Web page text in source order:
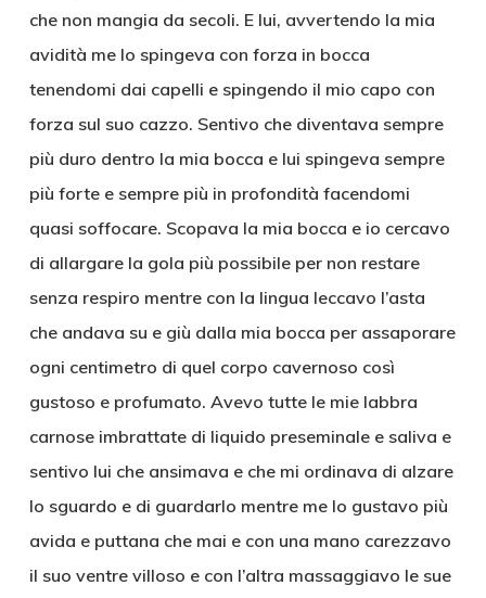
che non mangia da secoli. E lui, avvertendo la mia
avidità me lo spingeva con forza in bocca
tenendomi dai capelli e spingendo il mio capo con
forza sul suo cazzo. Sentivo che diventava sempre
più duro dentro la mia bocca e lui spingeva sempre
più forte e sempre più in profondità facendomi
quasi soffocare. Scopava la mia bocca e io cercavo
di allargare la gola più possibile per non restare
senza respiro mentre con la lingua leccavo l’asta
che andava su e giù dalla mia bocca per assaporare
ogni centimetro di quel corpo cavernoso così
gustoso e profumato. Avevo tutte le mie labbra
carnose imbrattate di liquido preseminale e saliva e
sentivo lui che ansimava e che mi ordinava di alzare
lo sguardo e di guardarlo mentre me lo gustavo più
avida e puttana che mai e con una mano carezzavo
il suo ventre villoso e con l’altra massaggiavo le sue